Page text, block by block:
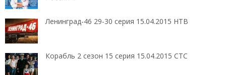
Ленинград-46 29-30 серия 15.04.2015 НТВ
Корабль 2 сезон 15 серия 15.04.2015 СТС